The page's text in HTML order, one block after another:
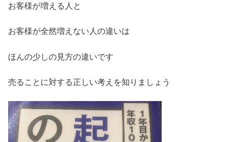
お客様が増える人と
お客様が全然増えない人の違いは
ほんの少しの見方の違いです
売ることに対する正しい考えを知りましょう